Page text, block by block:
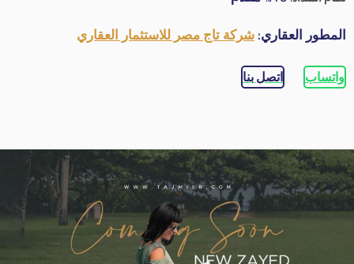
المطور العقاري:شركة تاج مصر للاستثمار العقاري
واتساب اتصل بنا